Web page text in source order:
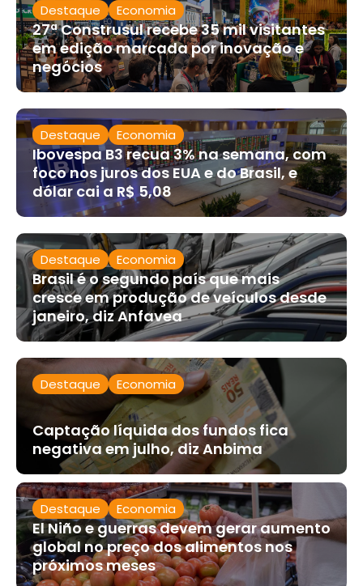
Destaque Economia
27ª Construsul recebe 35 mil visitantes
em edição marcada por inovação e
negócios
Destaque Economia
Ibovespa B3 recua 3% na semana, com
foco nos juros dos EUA e do Brasil, e
dólar cai a R$ 5,08
Destaque Economia
Brasil é o segundo país que mais
cresce em produção de veículos desde
janeiro, diz Anfavea
Destaque Economia
Captação líquida dos fundos fica
negativa em julho, diz Anbima
Destaque Economia
El Niño e guerras devem gerar aumento
global no preço dos alimentos nos
próximos meses